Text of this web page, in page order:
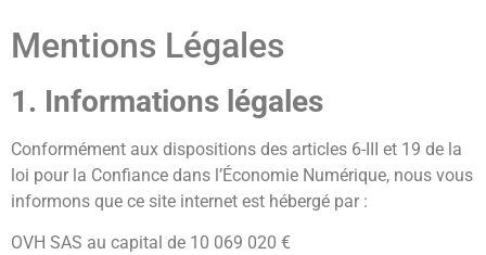
Mentions Légales
1. Informations légales
Conformément aux dispositions des articles 6-III et 19 de la
loi pour la Confiance dans l’Économie Numérique, nous vous
informons que ce site internet est hébergé par :
OVH SAS au capital de 10 069 020 €